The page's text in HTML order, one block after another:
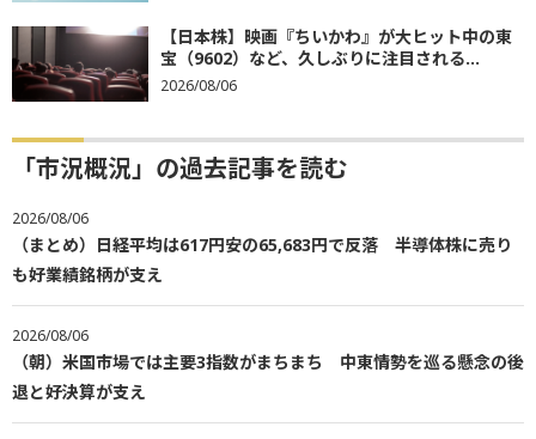
【日本株】映画『ちいかわ』が大ヒット中の東
宝（9602）など、久しぶりに注目される...
2026/08/06
「市況概況」の過去記事を読む
2026/08/06
（まとめ）日経平均は617円安の65,683円で反落 半導体株に売り
も好業績銘柄が支え
2026/08/06
（朝）米国市場では主要3指数がまちまち 中東情勢を巡る懸念の後
退と好決算が支え